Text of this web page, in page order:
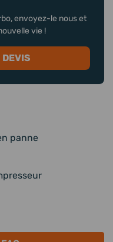
envoyez-le nous et
vie !
DEVIS
panne